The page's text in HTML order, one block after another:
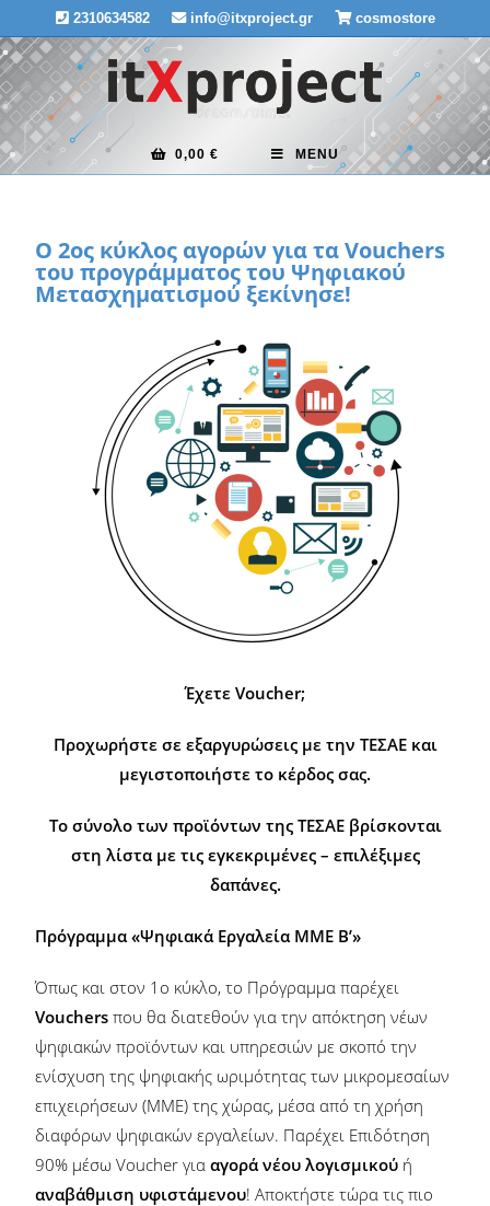
2310634582 info@itxproject.gr cosmostore
0,00 € MENU
Ο 2ος κύκλος αγορών για τα Vouchers
του προγράμματος του Ψηφιακού
Μετασχηματισμού ξεκίνησε!
Έχετε Voucher;
Προχωρήστε σε εξαργυρώσεις με την ΤΕΣΑΕ και
μεγιστοποιήστε το κέρδος σας.
Το σύνολο των προϊόντων της ΤΕΣΑΕ βρίσκονται
στη λίστα με τις εγκεκριμένες – επιλέξιμες
δαπάνες.
Πρόγραμμα «Ψηφιακά Εργαλεία MME Β’»
Όπως και στον 1ο κύκλο, το Πρόγραμμα παρέχει
Vouchersπου θα διατεθούν για την απόκτηση νέων
ψηφιακών προϊόντων και υπηρεσιών με σκοπό την
ενίσχυση της ψηφιακής ωριμότητας των μικρομεσαίων
επιχειρήσεων (ΜΜΕ) της χώρας, μέσα από τη χρήση
διαφόρων ψηφιακών εργαλείων. Παρέχει Επιδότηση
90% μέσω Voucher γιααγορά νέου λογισμικού ή
αναβάθμιση υφιστάμενου! Αποκτήστε τώρα τις πιο